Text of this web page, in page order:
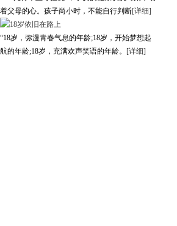
着父母的心。孩子尚小时，不能自行判断[详细]
“18岁，弥漫青春气息的年龄;18岁，开始梦想起
航的年龄;18岁，充满欢声笑语的年龄。 [详细]